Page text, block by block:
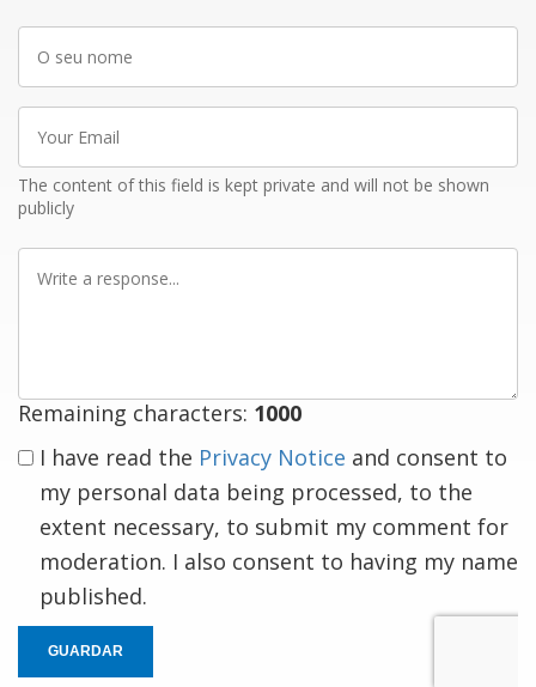
O
seu
Your
Email
The content of this field is kept private and will not be shown
publicly
Write
Remaining characters: 1000
I have read the Privacy Notice and consent to
my personal data being processed, to the
extent necessary, to submit my comment for
moderation. I also consent to having my name
published.
GUARDAR